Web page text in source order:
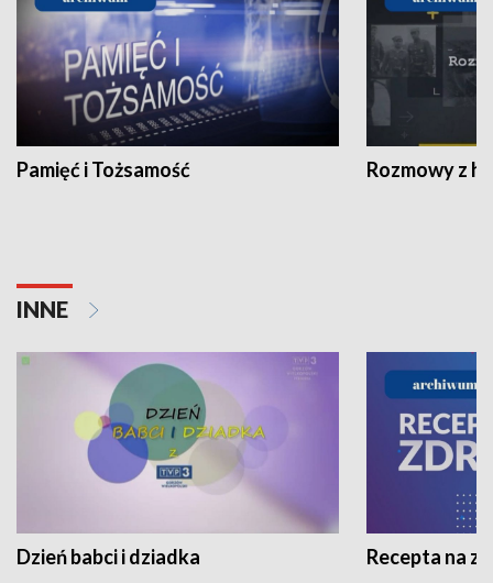
Pamięć i Tożsamość Rozmowy z
INNE
Dzień babci i dziadka Recepta na